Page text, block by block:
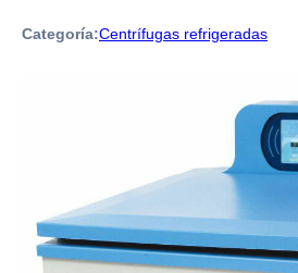
Categoría:Centrífugas refrigeradas